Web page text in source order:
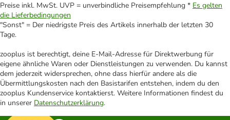
Preise inkl. MwSt. UVP = unverbindliche Preisempfehlung * Es gelten
die Lieferbedingungen
"Sonst" = Der niedrigste Preis des Artikels innerhalb der letzten 30
Tage.
zooplus ist berechtigt, deine E-Mail-Adresse für Direktwerbung für
eigene ähnliche Waren oder Dienstleistungen zu verwenden. Du kannst
dem jederzeit widersprechen, ohne dass hierfür andere als die
Übermittlungskosten nach den Basistarifen entstehen, indem du den
zooplus Kundenservice kontaktierst. Weitere Informationen findest du
in unserer Datenschutzerklärung.